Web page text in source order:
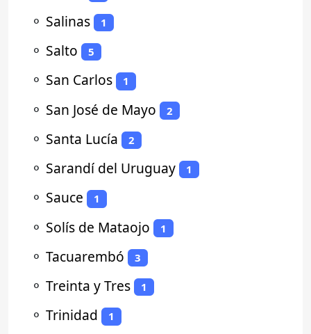
⚬ Salinas 1
⚬ Salto 5
⚬ San Carlos 1
⚬ San José de Mayo 2
⚬ Santa Lucía 2
⚬ Sarandí del Uruguay 1
⚬ Sauce 1
⚬ Solís de Mataojo 1
⚬ Tacuarembó 3
⚬ Treinta y Tres 1
⚬ Trinidad 1